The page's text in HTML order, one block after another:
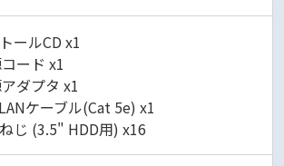
ールCD x1
ード x1
ダプタ x1
ケーブル(Cat 5e) x1
じ (3.5" HDD用) x16